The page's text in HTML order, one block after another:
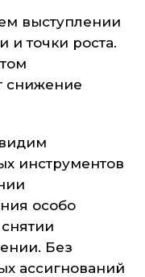
выступлении
и точки роста.
снижение
инструментов
особо
Без
ассигнований